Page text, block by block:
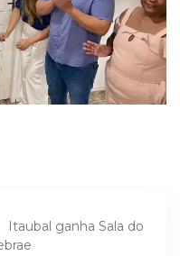
Itaubal ganha Sala do